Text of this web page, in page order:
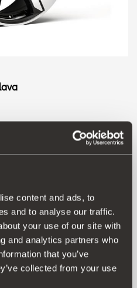
content and ads, to
and to analyse our traffic.
your use of our site with
and analytics partners who
that you’ve
collected from your use